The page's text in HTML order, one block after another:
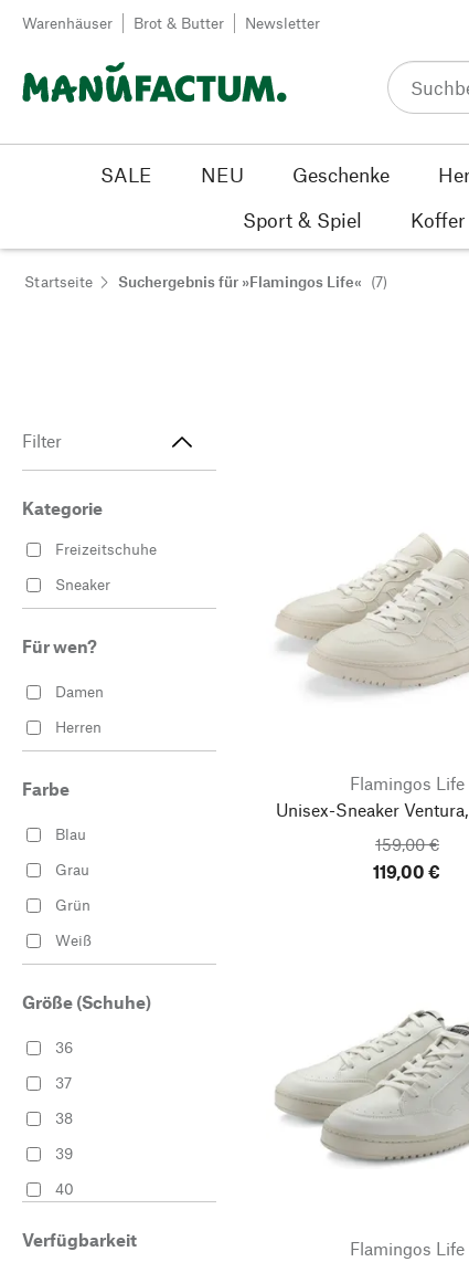
Zum Inhalt springen
Warenhäuser Brot & Butter Newsletter
SALE NEU Geschenke
Sport & Spiel
Startseite Suchergebnis für »Flamingos Life« (7)
Filter
Kategorie
Freizeitschuhe
Sneaker
Für wen?
Damen
Herren
Farbe
Blau
Grau
Grün
Weiß
Größe (Schuhe)
36
37
38
39
40
Verfügbarkeit
Flamingos Life
Unisex-Sneaker
159,00 €
119,00 €
Flamingos Life